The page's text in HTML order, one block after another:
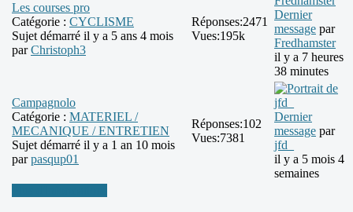
Les courses pro
Catégorie : CYCLISME
Sujet démarré il y a 5 ans 4 mois
parChristoph3
Réponses:2471
Vues:195k
Dernier
message par
Fredhamster
il y a 7 heures
38 minutes
Campagnolo
Catégorie : MATERIEL /
MECANIQUE / ENTRETIEN
Sujet démarré il y a 1 an 10 mois
parpasqup01
Réponses:102
Vues:7381
Dernier
message par
jfd_
il y a 5 mois 4
semaines